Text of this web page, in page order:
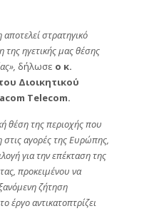
στρατηγικό
της ηγετικής μας θέσης
δήλωσε ο κ.
Διοικητικού
Telecom.
θέση της περιοχής που
αγορές της Ευρώπης,
για την επέκταση της
προκειμένου να
ζήτηση
έργο αντικατοπτρίζει